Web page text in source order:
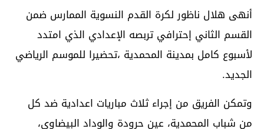
أنهى هلال ناظور لكرة القدم النسوية الممارس ضمن
القسم الثاني إحترافي تربصه الإعدادي الذي امتدد
لأسبوع كامل بمدينة المحمدية ،تحضيرا للموسم الرياضي
الجديد.
وتمكن الفريق من إجراء ثلاث مباريات اعدادية ضد كل
من شباب المحمدية، عين حرودة والوداد البيضاوي،